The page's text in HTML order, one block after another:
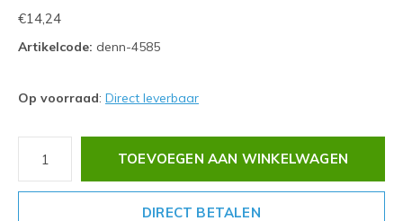
€14,24
Artikelcode: denn-4585
Op voorraad: Direct leverbaar
TOEVOEGEN AAN WINKELWAGEN
DIRECT BETALEN